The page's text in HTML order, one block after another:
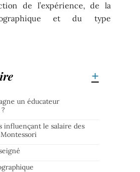
de l’expérience, de la
et du type
un éducateur
influençant le salaire des